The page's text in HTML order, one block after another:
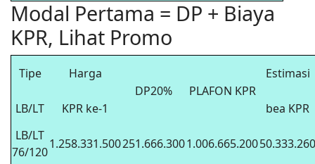
Modal Pertama = DP + Biaya
KPR, Lihat Promo
Tipe
Harga
DP20%
PLAFON KPR
Estimasi
LB/LT KPR ke-1
bea KPR
LB/LT
76/120
1.258.331.500251.666.3001.006.665.20050.333.260